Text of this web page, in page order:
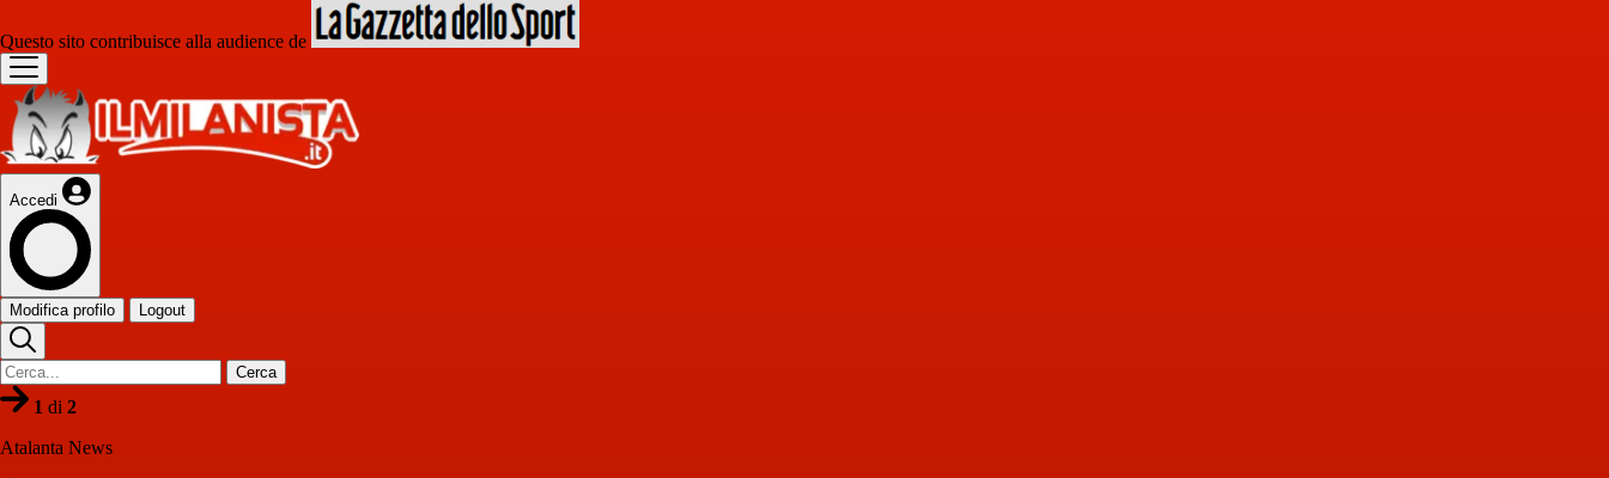
Questo sito contribuisce alla audience de
Accedi
Modifica profilo Logout
Cerca
1 di 2
Atalanta News